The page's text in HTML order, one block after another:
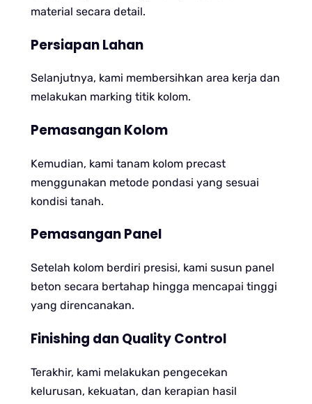
material secara detail.
Persiapan Lahan
Selanjutnya, kami membersihkan area kerja dan
melakukan marking titik kolom.
Pemasangan Kolom
Kemudian, kami tanam kolom precast
menggunakan metode pondasi yang sesuai
kondisi tanah.
Pemasangan Panel
Setelah kolom berdiri presisi, kami susun panel
beton secara bertahap hingga mencapai tinggi
yang direncanakan.
Finishing dan Quality Control
Terakhir, kami melakukan pengecekan
kelurusan, kekuatan, dan kerapian hasil